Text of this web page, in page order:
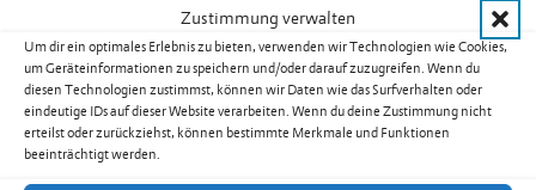
Zustimmung verwalten
Um dir ein optimales Erlebnis zu bieten, verwenden wir Technologien wie Cookies,
um Geräteinformationen zu speichern und/oder darauf zuzugreifen. Wenn du
diesen Technologien zustimmst, können wir Daten wie das Surfverhalten oder
eindeutige IDs auf dieser Website verarbeiten. Wenn du deine Zustimmung nicht
erteilst oder zurückziehst, können bestimmte Merkmale und Funktionen
beeinträchtigt werden.
Wirtschaftsservicestelle-Wirtschaftsservicestelle
Gstöhl Egon
Festnetz+423 377 51 21
wss@eschen.li